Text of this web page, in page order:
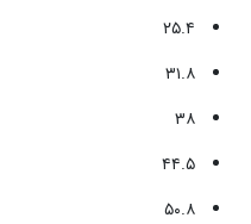
۲۵.۴
۳۱.۸
۳۸
۴۴.۵
۵۰.۸